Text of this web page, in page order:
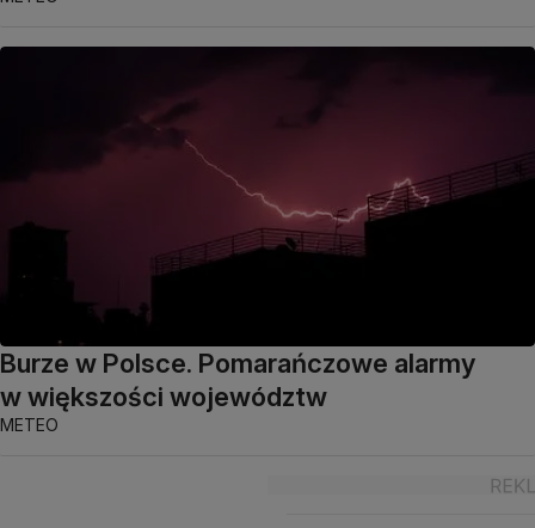
Burze w Polsce. Pomarańczowe alarmy
w większości województw
METEO